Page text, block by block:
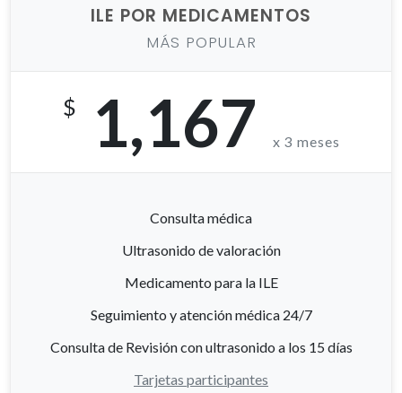
ILE POR MEDICAMENTOS
MÁS POPULAR
$ 1,167 x 3 meses
Consulta médica
Ultrasonido de valoración
Medicamento para la ILE
Seguimiento y atención médica 24/7
Consulta de Revisión con ultrasonido a los 15 días
Tarjetas participantes